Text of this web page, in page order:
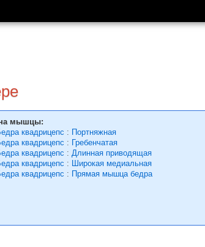
на мышцы:
квадрицепс : Портняжная
квадрицепс : Гребенчатая
квадрицепс : Длинная приводящая
квадрицепс : Широкая медиальная
квадрицепс : Прямая мышца бедра